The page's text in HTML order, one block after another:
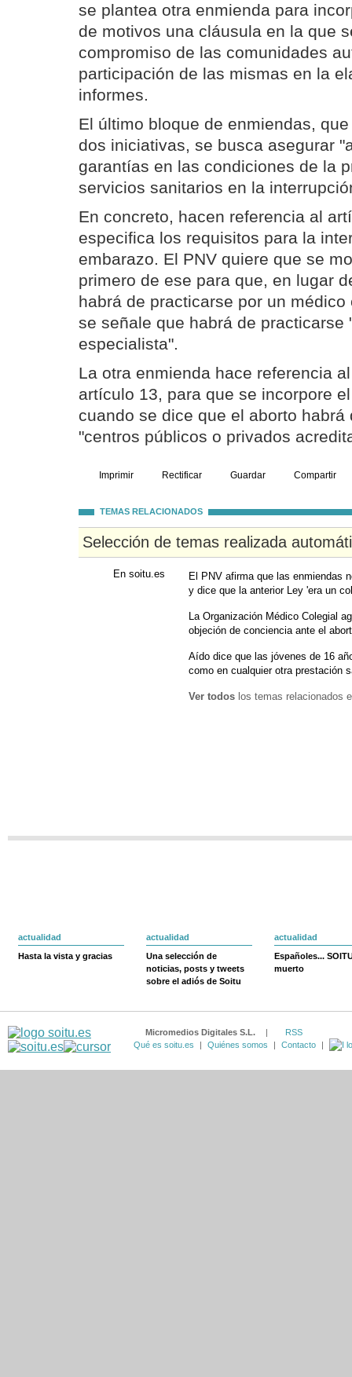
se plantea otra enmienda para
de motivos una cláusula en la que
compromiso de las comunidades
participación de las mismas en la
informes.
El último bloque de enmiendas,
dos iniciativas, se busca asegurar
garantías en las condiciones de la
servicios sanitarios en la
En concreto, hacen referencia al
especifica los requisitos para la
embarazo. El PNV quiere que se
primero de ese para que, en lugar
habrá de practicarse por un
se señale que habrá de practicarse
especialista".
La otra enmienda hace referencia
artículo 13, para que se incorpore
cuando se dice que el aborto habrá
"centros públicos o privados
Imprimir Rectificar Guardar Compartir
TEMAS RELACIONADOS
Selección de temas realizada
En soitu.es
El PNV afirma que las enmiendas
y dice que la anterior Ley 'era un
La Organización Médico Colegial
objeción de conciencia ante el
Aído dice que las jóvenes de 16
como en cualquier otra prestación
Ver todos los temas relacionados
actualidad
Hasta la vista y gracias
actualidad
Una selección de
noticias, posts y tweets
sobre el adiós de Soitu
actualidad
Españoles...
muerto
Micromedios Digitales S.L. |
RSS
Qué es soitu.es
| Quiénes somos | Contacto |